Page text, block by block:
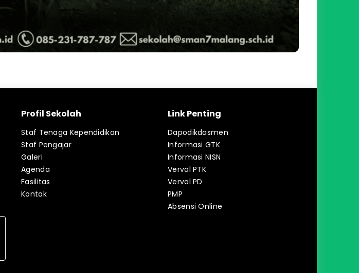
Profil Sekolah
Staf Tenaga Kependidikan
Staf Pengajar
Galeri
Agenda
Fasilitas
Kontak
Link Penting
Dapodikdasmen
Informasi GTK
Informasi NISN
Verval PTK
Verval PD
PMP
Absensi Online